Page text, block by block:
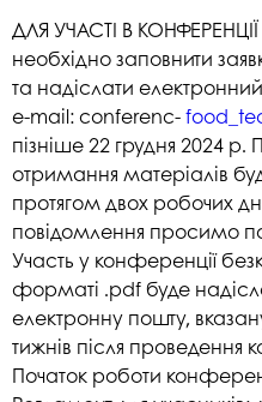
ДЛЯ УЧАСТІ В КОНФЕРЕНЦІЇ
необхідно заповнити
та надіслати
e-mail: conferenc-
пізніше 22 грудня 2024 р.
отримання матеріалів
протягом двох робочих
повідомлення просимо
Участь у конференції
форматі .pdf буде
електронну пошту,
тижнів після проведення
Початок роботи